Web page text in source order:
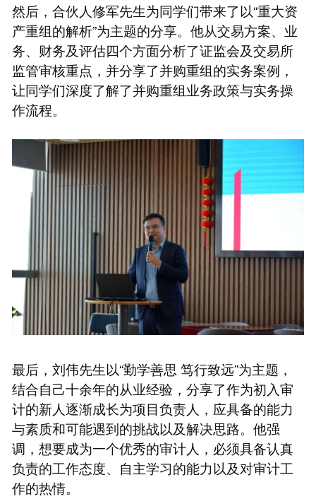
然后，合伙人修军先生为同学们带来了以“重大资
产重组的解析”为主题的分享。他从交易方案、业
务、财务及评估四个方面分析了证监会及交易所
监管审核重点，并分享了并购重组的实务案例，
让同学们深度了解了并购重组业务政策与实务操
作流程。
最后，刘伟先生以“勤学善思 笃行致远”为主题，
结合自己十余年的从业经验，分享了作为初入审
计的新人逐渐成长为项目负责人，应具备的能力
与素质和可能遇到的挑战以及解决思路。他强
调，想要成为一个优秀的审计人，必须具备认真
负责的工作态度、自主学习的能力以及对审计工
作的热情。